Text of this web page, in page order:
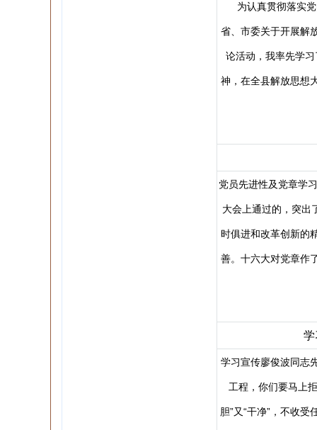
为认真贯彻落实党
省、市委关于开展解
论活动，我率先学
神，在全县解放思想
党员先进性及党章学
大会上通过的，突出
时俱进和改革创新的
善。十六大对党章作
学
学习宣传廖俊波同志
工程，你们要马上
胆”又“干净”，不收